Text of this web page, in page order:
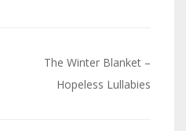
The Winter Blanket –
Hopeless Lullabies